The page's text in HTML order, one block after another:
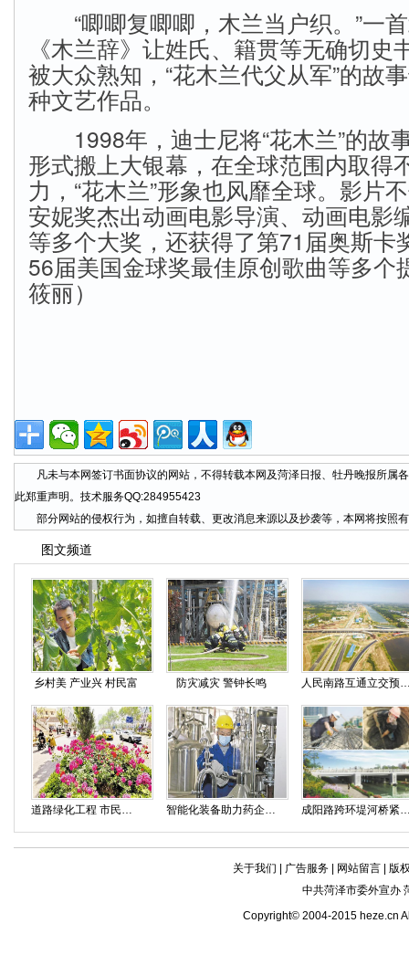
“唧唧复唧唧，木兰当户织。”一
《木兰辞》让姓氏、籍贯等无确切史
被大众熟知，“花木兰代父从军”的故
种文艺作品。
1998年，迪士尼将“花木兰”的故
形式搬上大银幕，在全球范围内取得
力，“花木兰”形象也风靡全球。影片
安妮奖杰出动画电影导演、动画电影
等多个大奖，还获得了第71届奥斯卡
56届美国金球奖最佳原创歌曲等多个
筱丽）
凡未与本网签订书面协议的网站，不得转载本网及菏泽日报、牡丹晚报所属
此郑重声明。技术服务QQ:284955423
部分网站的侵权行为，如擅自转载、更改消息来源以及抄袭等，本网将按照
图文频道
乡村美 产业兴 村民富 防灾减灾 警钟长鸣 人民南路互通立交预计
道路绿化工程 市民徜徉“花海” 智能化装备助力药企升级 成阳路跨环堤河桥
关于我们 广告服务| 网站留言| 版
中共菏泽市委外宣办
Copyright© 2004-2015 heze.cn